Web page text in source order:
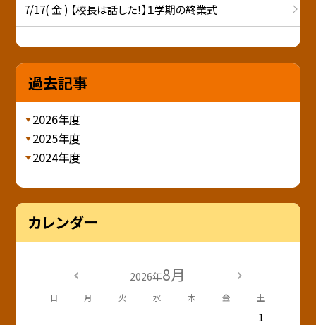
7/17( 金 ) 【校長は話した！】１学期の終業式
過去記事
2026年度
2025年度
2024年度
カレンダー
2026年8月
日 月 火 水 木 金 土
1